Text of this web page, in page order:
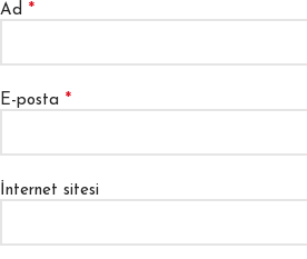
Ad *
E-posta *
İnternet sitesi